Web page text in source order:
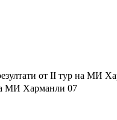
от II тур на МИ
МИ Харманли 07